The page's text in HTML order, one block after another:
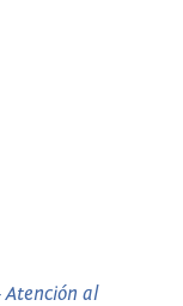
Atención al